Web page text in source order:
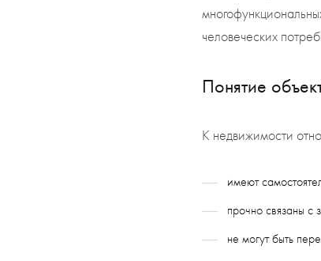
человеческих
Понятие
К недвижимости
имеют
прочно связаны с
не могут быть